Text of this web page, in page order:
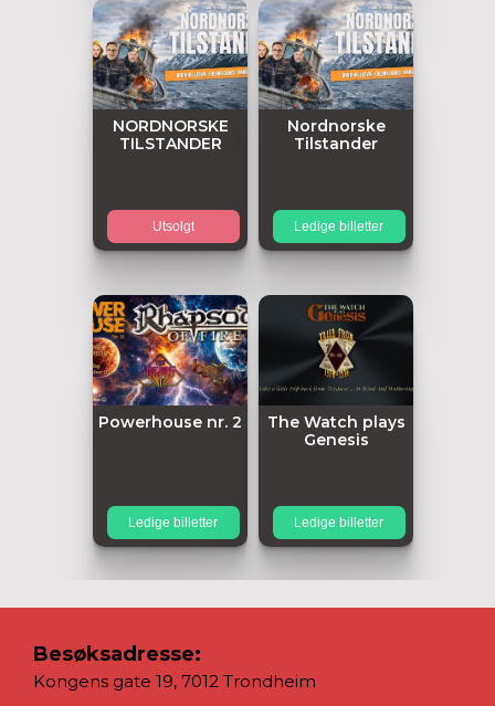
NORDNORSKE
TILSTANDER
Utsolgt
Nordnorske
Tilstander
Ledige billetter
Powerhouse nr. 2
Ledige billetter
The Watch plays
Genesis
Ledige billetter
Besøksadresse:
Kongens gate 19, 7012 Trondheim